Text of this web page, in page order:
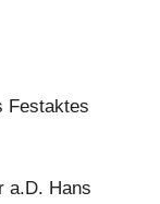
Festaktes
a.D. Hans